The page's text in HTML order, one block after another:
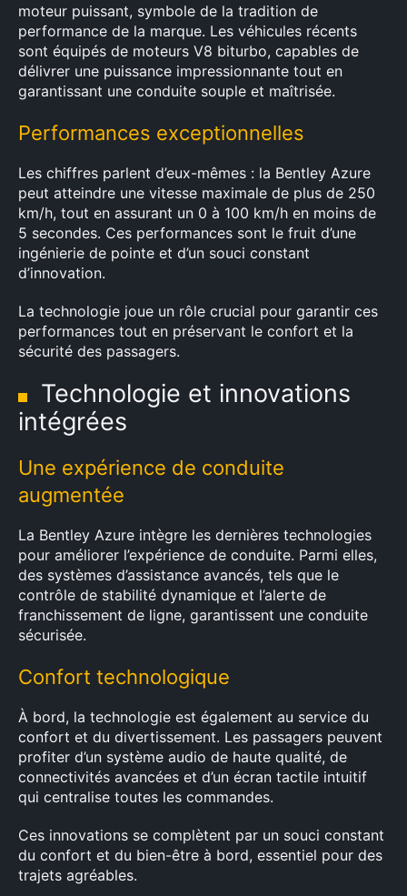
moteur puissant, symbole de la tradition de
performance de la marque. Les véhicules récents
sont équipés de moteurs V8 biturbo, capables de
délivrer une puissance impressionnante tout en
garantissant une conduite souple et maîtrisée.
Performances exceptionnelles
Les chiffres parlent d’eux-mêmes : la Bentley Azure
peut atteindre une vitesse maximale de plus de 250
km/h, tout en assurant un 0 à 100 km/h en moins de
5 secondes. Ces performances sont le fruit d’une
ingénierie de pointe et d’un souci constant
d’innovation.
La technologie joue un rôle crucial pour garantir ces
performances tout en préservant le confort et la
sécurité des passagers.
Technologie et innovations
intégrées
Une expérience de conduite
augmentée
La Bentley Azure intègre les dernières technologies
pour améliorer l’expérience de conduite. Parmi elles,
des systèmes d’assistance avancés, tels que le
contrôle de stabilité dynamique et l’alerte de
franchissement de ligne, garantissent une conduite
sécurisée.
Confort technologique
À bord, la technologie est également au service du
confort et du divertissement. Les passagers peuvent
profiter d’un système audio de haute qualité, de
connectivités avancées et d’un écran tactile intuitif
qui centralise toutes les commandes.
Ces innovations se complètent par un souci constant
du confort et du bien-être à bord, essentiel pour des
trajets agréables.